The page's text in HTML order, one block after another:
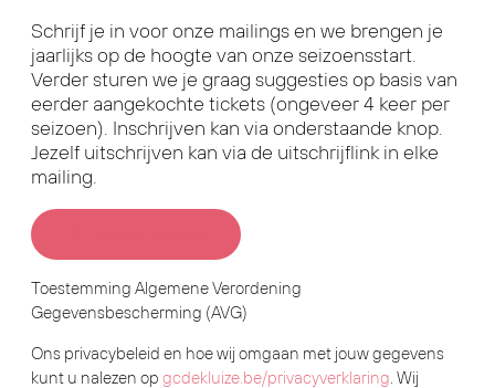
Schrijf je in voor onze mailings en we brengen je
jaarlijks op de hoogte van onze seizoensstart.
Verder sturen we je graag suggesties op basis van
eerder aangekochte tickets (ongeveer 4 keer per
seizoen). Inschrijven kan via onderstaande knop.
Jezelf uitschrijven kan via de uitschrijflink in elke
mailing.
Toestemming Algemene Verordening
Gegevensbescherming (AVG)
Ons privacybeleid en hoe wij omgaan met jouw gegevens
kunt u nalezen op gcdekluize.be/privacyverklaring . Wij